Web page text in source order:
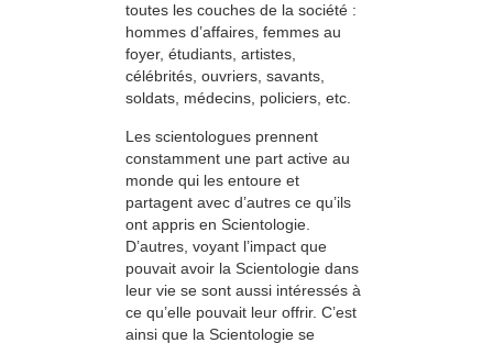
toutes les couches de la société :
hommes d’affaires, femmes au
foyer, étudiants, artistes,
célébrités, ouvriers, savants,
soldats, médecins, policiers, etc.
Les scientologues prennent
constamment une part active au
monde qui les entoure et
partagent avec d’autres ce qu’ils
ont appris en Scientologie.
D’autres, voyant l’impact que
pouvait avoir la Scientologie dans
leur vie se sont aussi intéressés à
ce qu’elle pouvait leur offrir. C’est
ainsi que la Scientologie se